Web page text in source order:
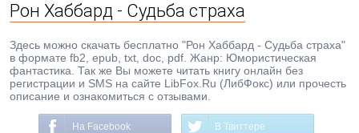
Рон Хаббард - Судьба страха
Здесь можно скачать бесплатно "Рон Хаббард - Судьба страха"
в формате fb2, epub, txt, doc, pdf. Жанр: Юмористическая
фантастика. Так же Вы можете читать книгу онлайн без
регистрации и SMS на сайте LibFox.Ru (ЛибФокс) или прочесть
описание и ознакомиться с отзывами.
На Facebook В Твиттере